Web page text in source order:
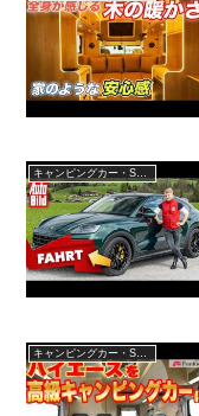
キャンピングカー・SUV人気車種